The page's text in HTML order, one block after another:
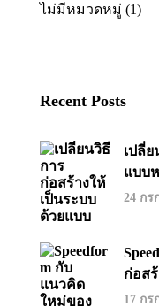
ไม่มีหมวดหมู่ (1)
Recent Posts
เปลี่
แบบ
24 กร
ก่อส
17 กร